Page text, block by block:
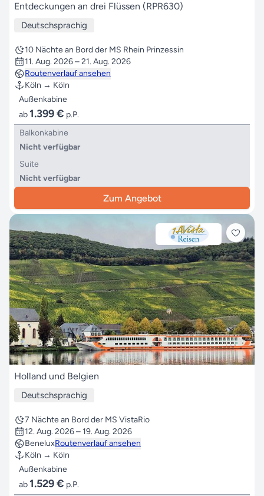
Entdeckungen an drei Flüssen (RPR630)
Deutschsprachig
10 Nächte an Bord der MS Rhein Prinzessin
11. Aug. 2026 – 21. Aug. 2026
Routenverlauf ansehen
Köln → Köln
Außenkabine
ab1.399 € p.P.
Balkonkabine
Nicht verfügbar
Suite
Nicht verfügbar
Zum Angebot
Holland und Belgien
Deutschsprachig
7 Nächte an Bord der MS VistaRio
12. Aug. 2026 – 19. Aug. 2026
BeneluxRoutenverlauf ansehen
Köln → Köln
Außenkabine
ab1.529 € p.P.